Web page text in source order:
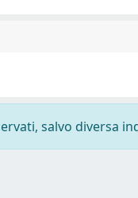
salvo diversa